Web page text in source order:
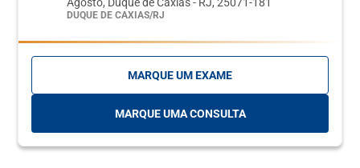
Agosto, Duque de Caxias - RJ, 25071-181
DUQUE DE CAXIAS/RJ
MARQUE UM EXAME
MARQUE UMA CONSULTA